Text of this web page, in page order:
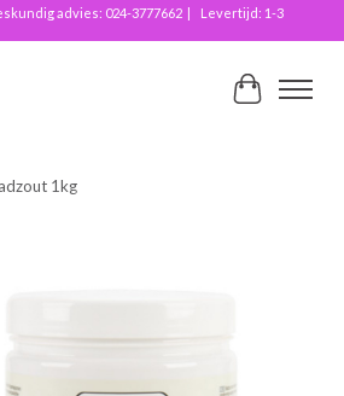
advies: 024-3777662 | Levertijd: 1-3
1kg